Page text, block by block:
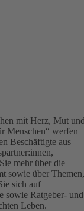
mit Herz, Mut
Menschen“ werfen
Beschäftigte aus
mehr über die
sowie über Themen,
sich auf
sowie Ratgeber- und
Leben.